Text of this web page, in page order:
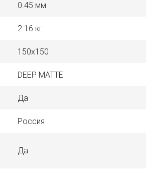
0.45 мм
2.16 кг
150х150
DEEP MATTE
Да
Россия
Да